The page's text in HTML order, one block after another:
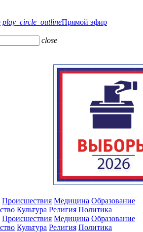
play_circle_outlineПрямой эфир
close
Происшествия Медицина Образование
Культура Религия Политика
Происшествия Медицина Образование
Культура Религия Политика